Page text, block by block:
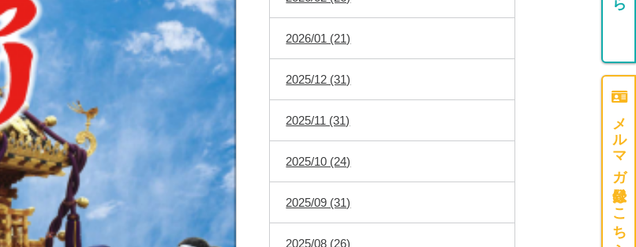
2026/01 (21)
2025/12 (31)
2025/11 (31)
2025/10 (24)
2025/09 (31)
2025/08 (26) メルマガ登録はこちら